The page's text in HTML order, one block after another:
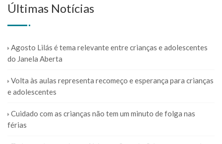
Últimas Notícias
Agosto Lilás é tema relevante entre crianças e adolescentes
do Janela Aberta
Volta às aulas representa recomeço e esperança para crianças
e adolescentes
Cuidado com as crianças não tem um minuto de folga nas
férias